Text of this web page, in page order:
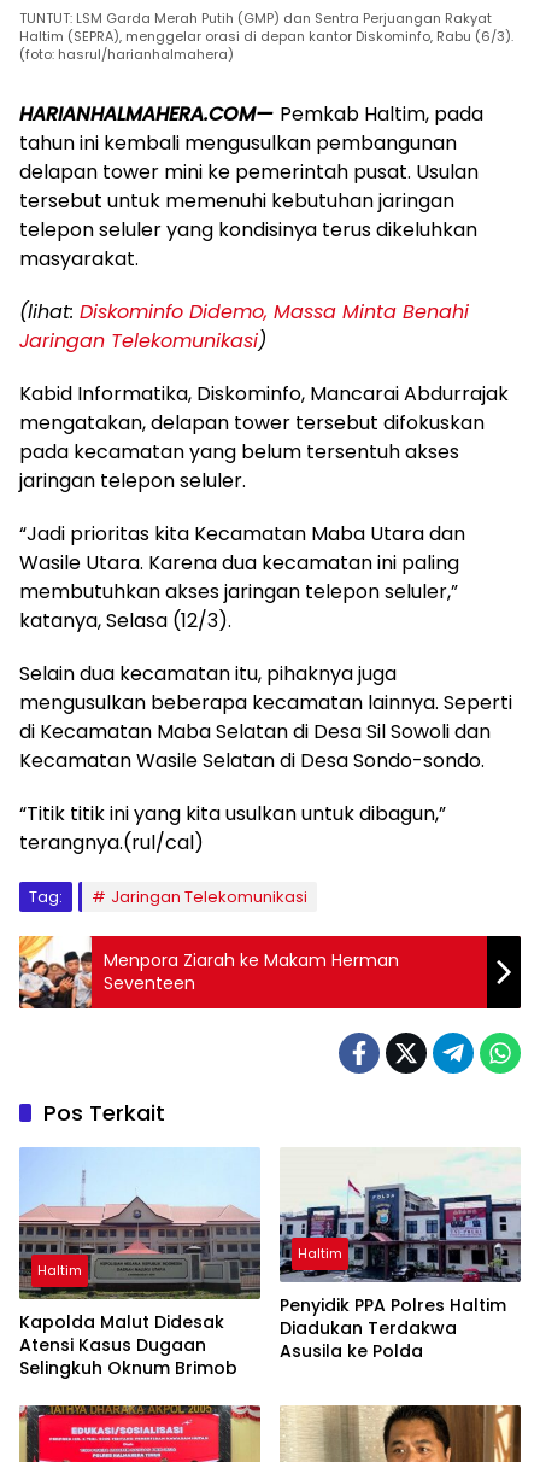
TUNTUT: LSM Garda Merah Putih (GMP) dan Sentra Perjuangan Rakyat
Haltim (SEPRA), menggelar orasi di depan kantor Diskominfo, Rabu (6/3).
(foto: hasrul/harianhalmahera)
HARIANHALMAHERA.COM— Pemkab Haltim, pada
tahun ini kembali mengusulkan pembangunan
delapan tower mini ke pemerintah pusat. Usulan
tersebut untuk memenuhi kebutuhan jaringan
telepon seluler yang kondisinya terus dikeluhkan
masyarakat.
(lihat: Diskominfo Didemo, Massa Minta Benahi
Jaringan Telekomunikasi)
Kabid Informatika, Diskominfo, Mancarai Abdurrajak
mengatakan, delapan tower tersebut difokuskan
pada kecamatan yang belum tersentuh akses
jaringan telepon seluler.
“Jadi prioritas kita Kecamatan Maba Utara dan
Wasile Utara. Karena dua kecamatan ini paling
membutuhkan akses jaringan telepon seluler,”
katanya, Selasa (12/3).
Selain dua kecamatan itu, pihaknya juga
mengusulkan beberapa kecamatan lainnya. Seperti
di Kecamatan Maba Selatan di Desa Sil Sowoli dan
Kecamatan Wasile Selatan di Desa Sondo-sondo.
“Titik titik ini yang kita usulkan untuk dibagun,”
terangnya.(rul/cal)
Tag: Jaringan Telekomunikasi
Menpora Ziarah ke Makam Herman
Seventeen
Pos Terkait
Haltim
Kapolda Malut Didesak
Atensi Kasus Dugaan
Selingkuh Oknum Brimob
Haltim
Penyidik PPA Polres Haltim
Diadukan Terdakwa
Asusila ke Polda